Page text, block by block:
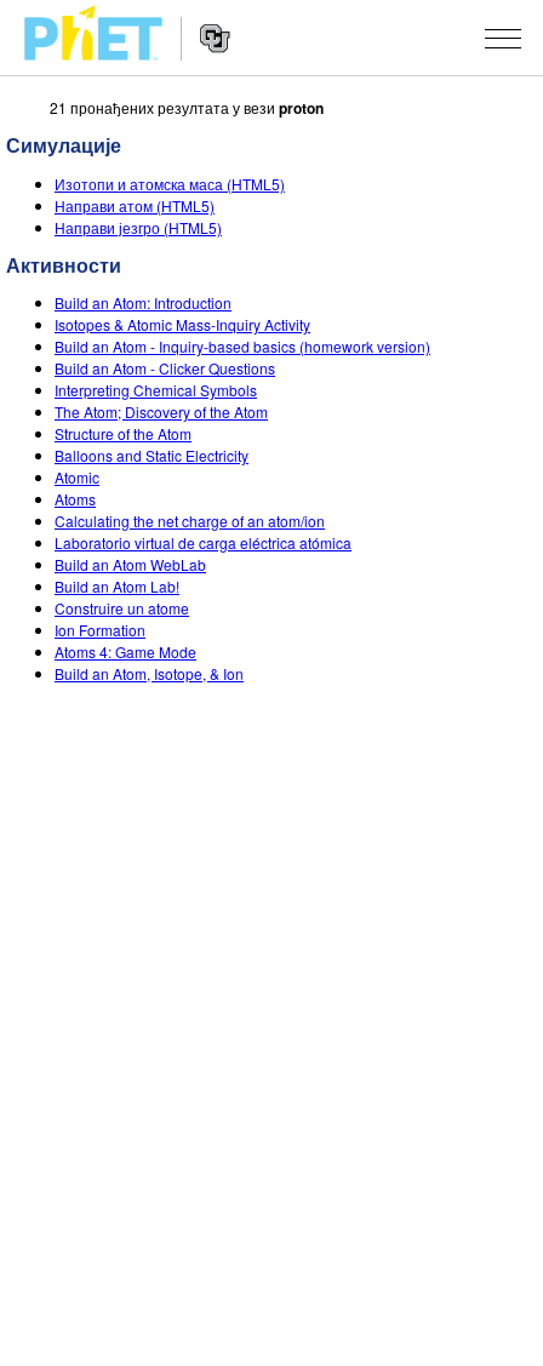
Претрага
вебсајта
Navigation
СИМУЛАЦИЈЕ
Све симулације
Физика
Математика & Статистика
Хемија
Земља& Свемир
Биологија
Преведене симулације
Customizable Sims
STUDIO
About Studio
Customizable Sims
Start a Free Trial
Purchase a License
УЧЕЊЕ
Претражи активности
Подели своје активности
Activity Contribution Guidelines
Виртуелне радионице
Professional Learning with PhET
Teaching with PhET
ИСТРАЖИВАЊА
ИНИЦИЈАТИВЕ
Инклузивни дизајн
PhET Глобал
Data Fluency
DEIB in STEM Ed
SceneryStack OSE
Impact Report
ПРИЈАВИТЕ СЕ / РЕГИСТРУЈТЕ СЕ
21 пронађених резултата у вези proton
Симулације
Изотопи и атомска маса (HTML5)
Направи атом (HTML5)
Направи језгро (HTML5)
Активности
Build an Atom: Introduction
Isotopes & Atomic Mass-Inquiry Activity
Build an Atom - Inquiry-based basics (homework version)
Build an Atom - Clicker Questions
Interpreting Chemical Symbols
The Atom; Discovery of the Atom
Structure of the Atom
Balloons and Static Electricity
Atomic
Atoms
Calculating the net charge of an atom/ion
Laboratorio virtual de carga eléctrica atómica
Build an Atom WebLab
Build an Atom Lab!
Construire un atome
Ion Formation
Atoms 4: Game Mode
Build an Atom, Isotope, & Ion